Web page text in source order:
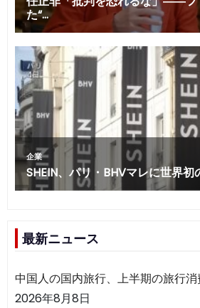
最新ニュース
中国人の国内旅行、上半期の旅行
2026年8月8日